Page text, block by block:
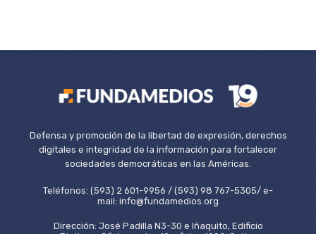
Defensa y promoción de la libertad de expresión, derechos
digitales e integridad de la información para fortalecer
sociedades democráticas en las Américas.
Teléfonos: (593) 2 601-9956 / (593) 98 767-5305/ e-
mail: info@fundamedios.org
Dirección: José Padilla N3-30 e Iñaquito, Edificio